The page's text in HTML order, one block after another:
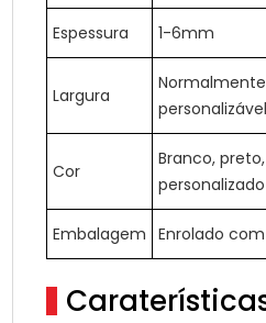
Espessura 1-6mm
Largura
personalizável
Cor
Branco,
personalizado
Embalagem Enrolado